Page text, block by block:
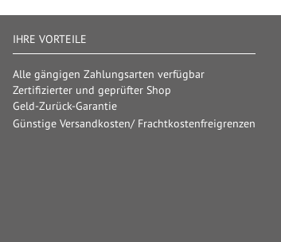
IHRE VORTEILE
Alle gängigen Zahlungsarten verfügbar
Zertifizierter und geprüfter Shop
Geld-Zurück-Garantie
Günstige Versandkosten/ Frachtkostenfreigrenzen